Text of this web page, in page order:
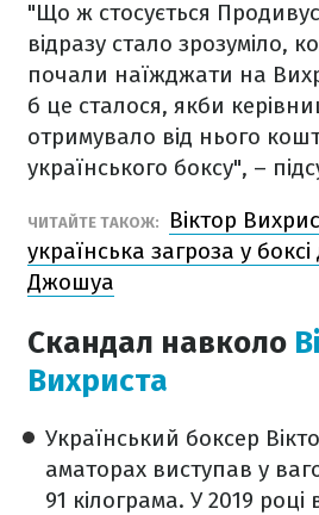
"Що ж стосується
відразу стало зрозуміло,
почали наїжджати на
б це сталося, якби
отримувало від нього
українського боксу", –
ЧИТАЙТЕ ТАКОЖ:
Віктор
українська загроза у
Джошуа
Скандал навколо
Вихриста
Український боксер
аматорах виступав у
91 кілограма. У 2019 році